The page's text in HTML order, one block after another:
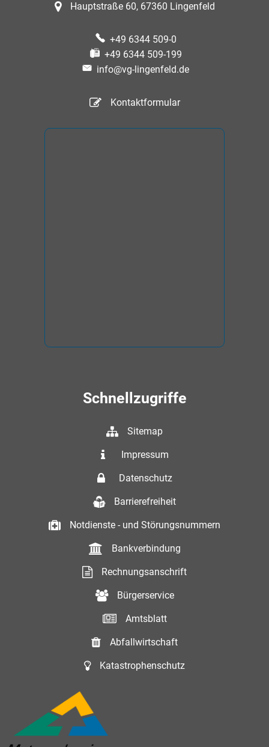
Hauptstraße 60, 67360 Lingenfeld
+49 6344 509-0
+49 6344 509-199
info@vg-lingenfeld.de
Kontaktformular
Schnellzugriffe
Sitemap
Impressum
Datenschutz
Barrierefreiheit
Notdienste - und Störungsnummern
Bankverbindung
Rechnungsanschrift
Bürgerservice
Amtsblatt
Abfallwirtschaft
Katastrophenschutz